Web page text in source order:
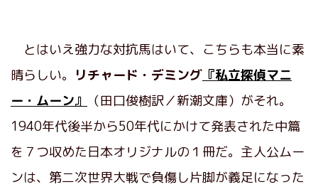
とはいえ強力な対抗馬はいて、こちらも本当に素
晴らしい。 リチャード・デミング 『私立探偵マニ
ー・ムーン』
（田口俊樹訳／新潮文庫）がそれ。
1940年代後半から50年代にかけて発表された中篇
を７つ収めた日本オリジナルの１冊だ。主人公ムー
ンは、第二次世界大戦で負傷し片脚が義足になった